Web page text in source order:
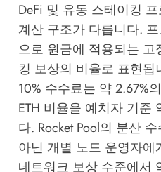
DeFi 및 유동 스테이킹
계산 구조가 다릅니다.
으로 원금에 적용되는
킹 보상의 비율로 표현
10% 수수료는 약 2.67%
ETH 비율을 예치자 기준
다. Rocket Pool의 분산
아닌 개별 노드 운영자
네트워크 보상 수준에서